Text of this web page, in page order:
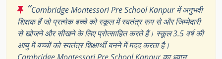
“Cambridge Montessori Pre School Kanpur में अनुभवी
शिक्षक हैं जो प्रत्येक बच्चे को स्कूल में स्वतंत्र रूप से और जिम्मेदारी
से खोजने और सीखने के लिए प्रोत्साहित करते हैं। स्कूल 3.5 वर्ष की
आयु में बच्चों को स्वतंत्र शिक्षार्थी बनने में मदद करता है।